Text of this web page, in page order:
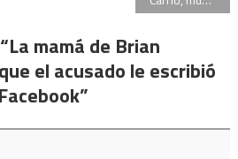
La mamá de Brian
el acusado le escribió
”